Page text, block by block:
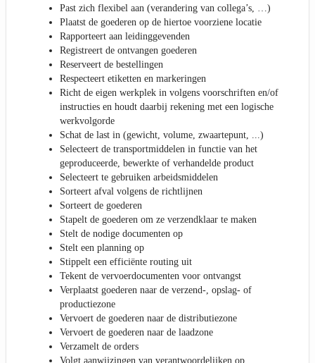
Past zich flexibel aan (verandering van collega’s, …)
Plaatst de goederen op de hiertoe voorziene locatie
Rapporteert aan leidinggevenden
Registreert de ontvangen goederen
Reserveert de bestellingen
Respecteert etiketten en markeringen
Richt de eigen werkplek in volgens voorschriften en/of
instructies en houdt daarbij rekening met een logische
werkvolgorde
Schat de last in (gewicht, volume, zwaartepunt, ...)
Selecteert de transportmiddelen in functie van het
geproduceerde, bewerkte of verhandelde product
Selecteert te gebruiken arbeidsmiddelen
Sorteert afval volgens de richtlijnen
Sorteert de goederen
Stapelt de goederen om ze verzendklaar te maken
Stelt de nodige documenten op
Stelt een planning op
Stippelt een efficiënte routing uit
Tekent de vervoerdocumenten voor ontvangst
Verplaatst goederen naar de verzend-, opslag- of
productiezone
Vervoert de goederen naar de distributiezone
Vervoert de goederen naar de laadzone
Verzamelt de orders
Volgt aanwijzingen van verantwoordelijken op